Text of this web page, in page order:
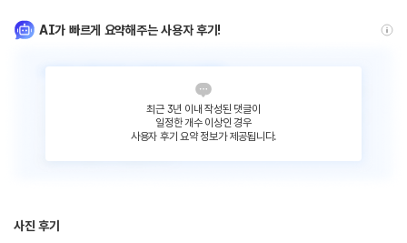
AI가 빠르게 요약해주는 사용자 후기!
최근 3년 이내 작성된 댓글이
일정한 개수 이상인 경우
사용자 후기 요약 정보가 제공됩니다.
사진 후기